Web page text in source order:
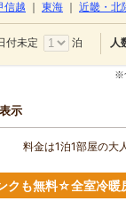
信越 東海 近畿・北
付未定 泊 人
※
示
料金は1泊1部屋の大
クも無料☆全室冷暖